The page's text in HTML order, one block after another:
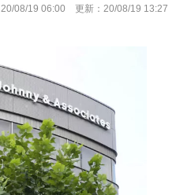
20/08/19 06:00 更新： 20/08/19 13:27